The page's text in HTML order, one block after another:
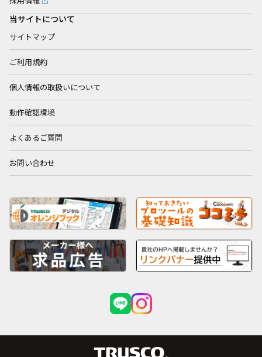
当サイトについて
サイトマップ
ご利用規約
個人情報の取扱いについて
動作確認環境
よくあるご質問
お問い合わせ